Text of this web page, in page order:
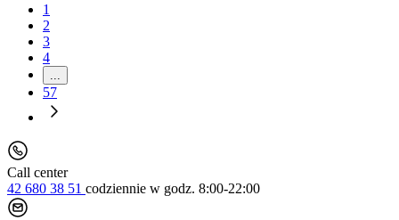
1
2
3
4
57
Call center
42 680 38 51 codziennie w godz. 8:00-22:00